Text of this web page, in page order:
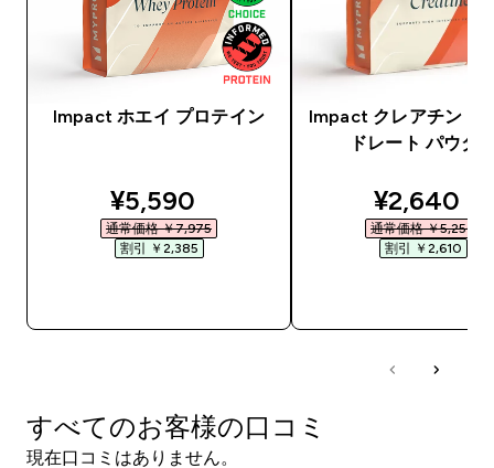
Impact ホエイ プロテイン
discounted price
¥5,590‎
通常価格 ￥7,975‎
割引 ￥2,385‎
Impact クレアチン モ
ドレート パウダ
¥2,640‎
通常価格 ￥5,250‎
割引 ￥2,610‎
すべてのお客様の口コミ
現在口コミはありません。